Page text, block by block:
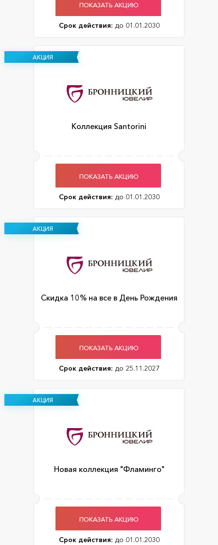
ПОКАЗАТЬ АКЦИЮ
Срок действия: до 01.01.2030
АКЦИЯ
Коллекция Santorini
ПОКАЗАТЬ АКЦИЮ
Срок действия: до 01.01.2030
АКЦИЯ
Скидка 10% на все в День Рождения
ПОКАЗАТЬ АКЦИЮ
Срок действия: до 25.11.2027
АКЦИЯ
Новая коллекция "Фламинго"
ПОКАЗАТЬ АКЦИЮ
Срок действия: до 01.01.2030